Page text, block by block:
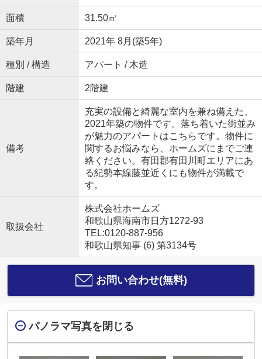
面積 31.50㎡
築年月 2021年 8月(築5年)
種別 / 構造 アパート / 木造
階建 2階建
備考
充実の設備と綺麗な室内を兼ね備えた、
2021年築の物件です。落ち着いた街並み
が魅力のアパートはこちらです。物件に
関するお悩みなら、ホームズにまでご連
絡ください。有田郡有田川町エリアにあ
る紀勢本線藤並近くにも物件が満載で
す。
取扱会社
株式会社ホームズ
和歌山県海南市日方1272-93
TEL:0120-887-956
和歌山県知事 (6) 第3134号
お問い合わせ(無料)
パノラマ写真を閉じる